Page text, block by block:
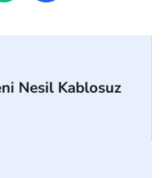
Nesil Kablosuz